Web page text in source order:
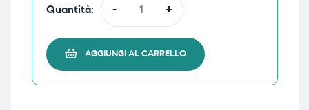
Quantità: - +
AGGIUNGI AL CARRELLO